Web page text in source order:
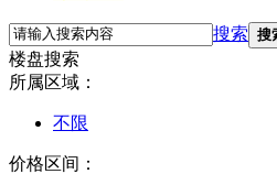
搜索 搜
楼盘搜索
所属区域：
不限
价格区间：